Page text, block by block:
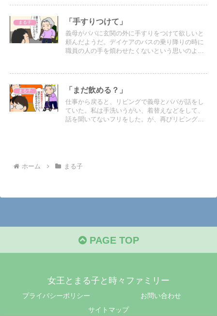
まる子 「手すりつけて」
義母がパパに玄関の外に手すりをつけて欲しいと
頼んだようだ。デイケアのバスの乗り降りの時に
職員の人の手を煩わせたくないという思いのよう
まる子 「まだ飲める？」
仕事から戻ると、リビングで義母とパパが話をし
ていた。私は手洗いうがい、着替えなどをして、
話を聞いてないフリをした。が、再びリビングに
ホーム まる子
PAGE TOP
女王とまる子と時々ファミリー
プライバシーポリシー
お問い合わせ
サイトマップ